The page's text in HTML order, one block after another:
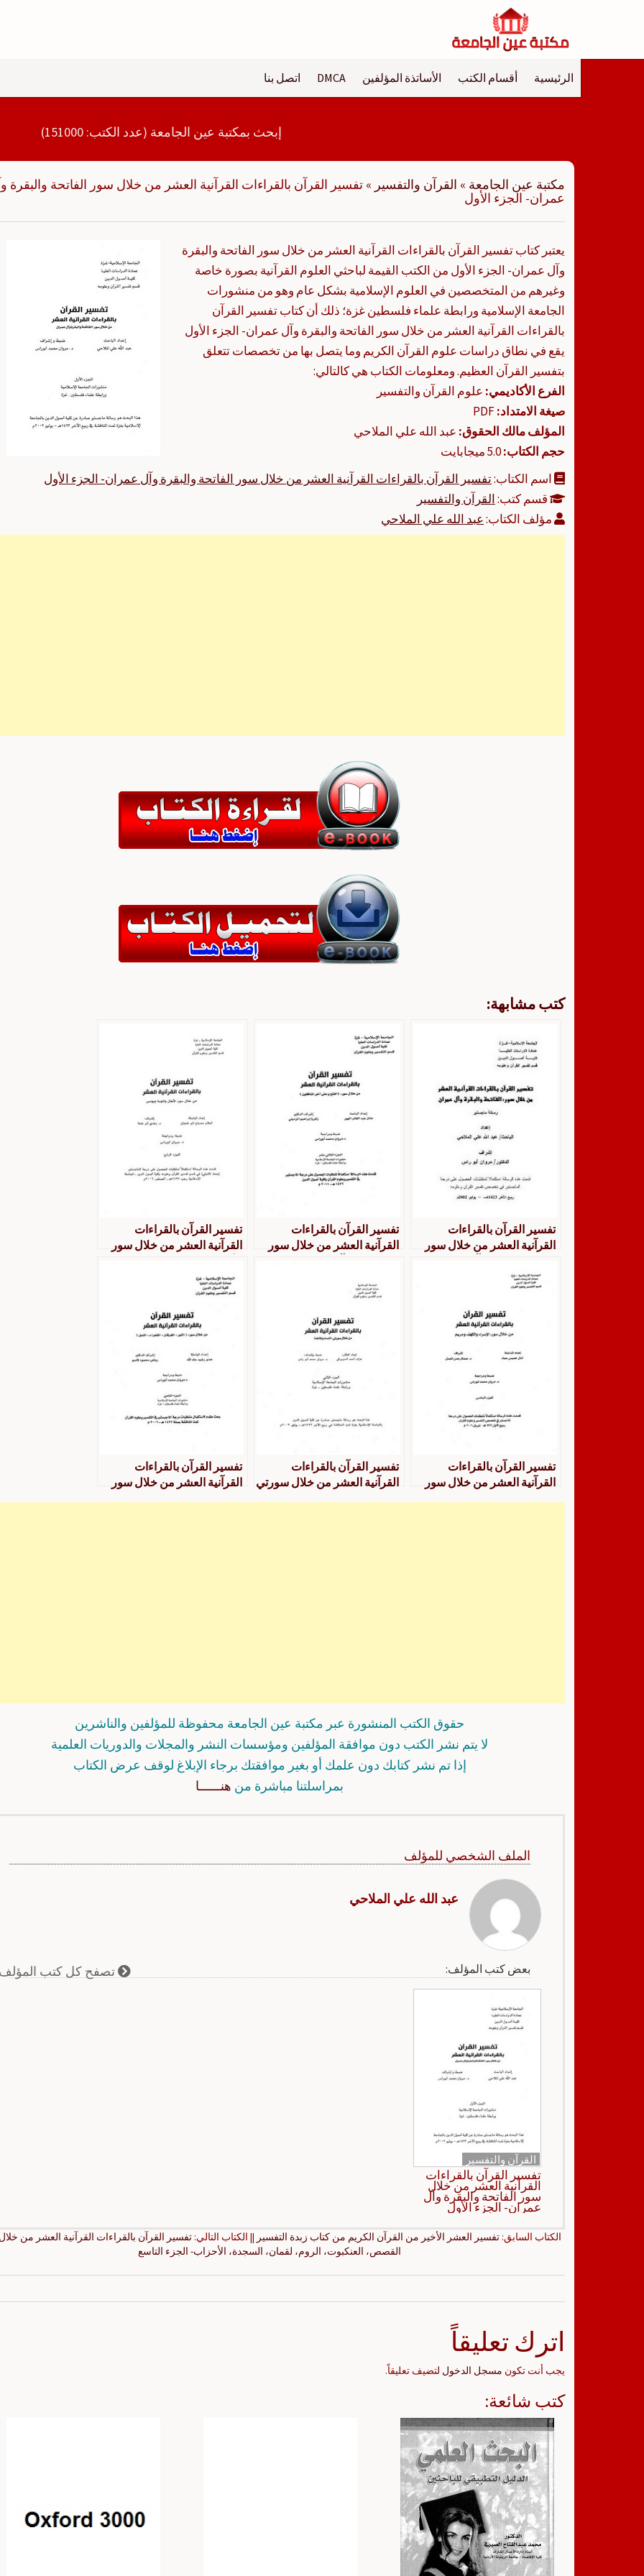
الرئيسية أقسام الكتب الأساتذة المؤلفين DMCA اتصل بنا
إبحث بمكتبة عين الجامعة (عدد الكتب: 151000)
مكتبة عين الجامعة » القرآن والتفسير » تفسير القرآن بالقراءات القرآنية العشر من خلال سور الفاتحة والبقرة
عمران- الجزء الأول
يعتبر كتاب تفسير القرآن بالقراءات القرآنية العشر من خلال سور الفاتحة والبقرة
وآل عمران- الجزء الأول من الكتب القيمة لباحثي العلوم القرآنية بصورة خاصة
وغيرهم من المتخصصين في العلوم الإسلامية بشكل عام وهو من منشورات
الجامعة الإسلامية ورابطة علماء فلسطين غزة؛ ذلك أن كتاب تفسير القرآن
بالقراءات القرآنية العشر من خلال سور الفاتحة والبقرة وآل عمران- الجزء الأول
يقع في نطاق دراسات علوم القرآن الكريم وما يتصل بها من تخصصات تتعلق
بتفسير القرآن العظيم. ومعلومات الكتاب هي كالتالي:
الفرع الأكاديمي: علوم القرآن والتفسير
صيغة الامتداد:
المؤلف مالك الحقوق: عبد الله علي الملاحي
حجم الكتاب:5.0 ميجابايت
اسم الكتاب:تفسير القرآن بالقراءات القرآنية العشر من خلال سور الفاتحة والبقرة وآل عمران- الجزء الأول
قسم كتب:القرآن والتفسير
مؤلف الكتاب:عبد الله علي الملاحي
كتب مشابهة:
تفسير القرآن بالقراءات
القرآنية العشر من خلال سور
تفسير القرآن بالقراءات
القرآنية العشر من خلال سور
تفسير القرآن بالقراءات
القرآنية العشر من خلال سور
الرابع
تفسير القرآن بالقراءات
القرآنية العشر من خلال سور
تفسير القرآن بالقراءات
القرآنية العشر من خلال سورتي
تفسير القرآن بالقراءات
القرآنية العشر من خلال سور
حقوق الكتب المنشورة عبر مكتبة عين الجامعة محفوظة للمؤلفين والناشرين
لا يتم نشر الكتب دون موافقة المؤلفين ومؤسسات النشر والمجلات والدوريات العلمية
إذا تم نشر كتابك دون علمك أو بغير موافقتك برجاء الإبلاغ لوقف عرض الكتاب
بمراسلتنا مباشرة من هنــــــا
الملف الشخصي للمؤلف
عبد الله علي الملاحي
بعض كتب المؤلف: تصفح كل كتب المؤلف
القرآن والتفسير
تفسير القرآن بالقراءات
القرآنية العشر من خلال
سور الفاتحة والبقرة وآل
عمران- الجزء الأول
الكتاب السابق: تفسير العشر الأخير من القرآن الكريم من كتاب زبدة التفسير || الكتاب التالي: تفسير القرآن بالقراءات القرآنية العشر من
القصص، العنكبوت، الروم، لقمان، السجدة، الأحزاب- الجزء التاسع
اترك تعليقاً
يجب أنت تكون مسجل الدخول لتضيف تعليقاً.
كتب شائعة: